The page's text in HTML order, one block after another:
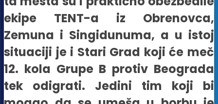
ekipe TENT-a iz Obrenovca,
Zemuna i Singidunuma, a u istoj
situaciji je i Stari Grad koji će meč
12. kola Grupe B protiv Beograda
tek odigrati. Jedini tim koji bi